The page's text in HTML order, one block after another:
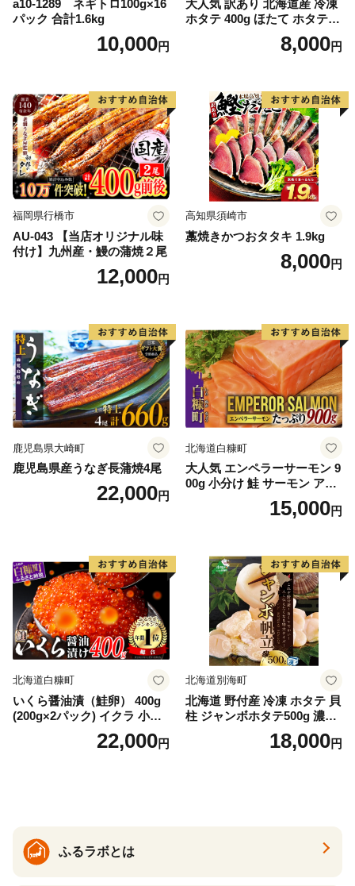
a10-1289 ネギトロ100g×16
パック 合計1.6kg
10,000円
大人気 訳あり 北海道産 冷凍
ホタテ 400g ほたて ホタテ
8,000円
福岡県行橋市
AU-043 【当店オリジナル味
付け】九州産・鰻の蒲焼２尾
12,000円
高知県須崎市
藁焼きかつおタタキ 1.9kg
8,000円
鹿児島県大崎町
鹿児島県産うなぎ長蒲焼4尾
22,000円
北海道白糠町
大人気 エンペラーサーモン 9
00g 小分け 鮭 サーモン アト
ランティックサーモン 水産
庁長官賞 受賞 さけ シャケ し
満足 美味しい 贈答 生食用 刺
身 お刺身 刺し身 魚介類 海鮮
冷凍 厚切り 薄切り ふるさと
納税 ふるさとチョイス チョ
イス 北海道 白糠町
15,000円
北海道白糠町
いくら醤油漬（鮭卵） 400g
(200g×2パック) イクラ 小分
け いくら醤油漬 鮭いくら い
くら醤油漬け 鮭 鮭卵 ikura
22,000円
北海道別海町
北海道 野付産 冷凍 ホタテ 貝
柱 ジャンボホタテ500g 濃厚
な旨味と甘み （ほたて ホタ
テ 帆立 貝柱 ホタテ貝柱 大玉
18,000円
ふるラボとは